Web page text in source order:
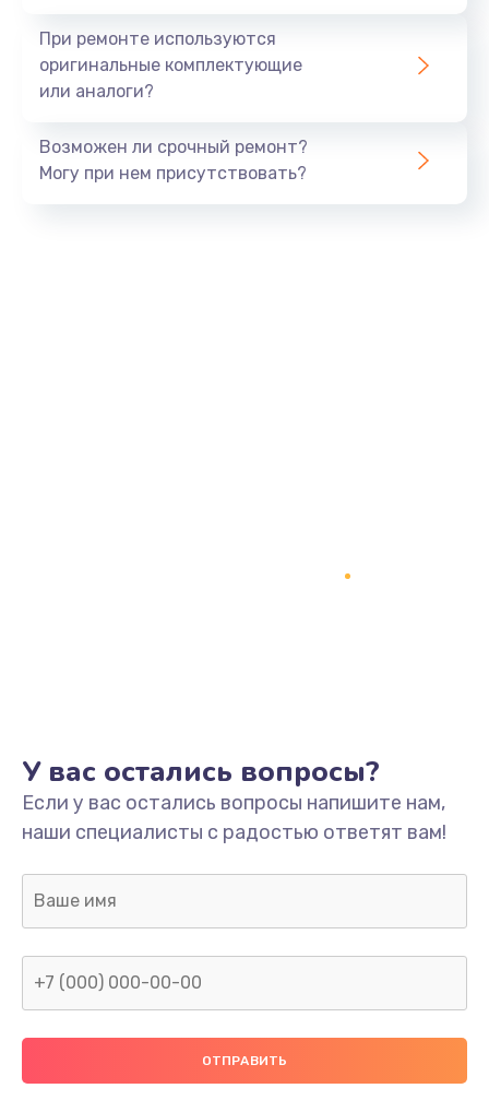
При ремонте используются
оригинальные комплектующие
или аналоги?
Возможен ли срочный ремонт?
Могу при нем присутствовать?
У вас остались вопросы?
Если у вас остались вопросы напишите нам,
наши специалисты с радостью ответят вам!